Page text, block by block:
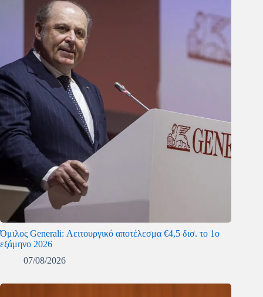
Όμιλος Generali: Λειτουργικό αποτέλεσμα €4,5 δισ. το 1ο
εξάμηνο 2026
07/08/2026